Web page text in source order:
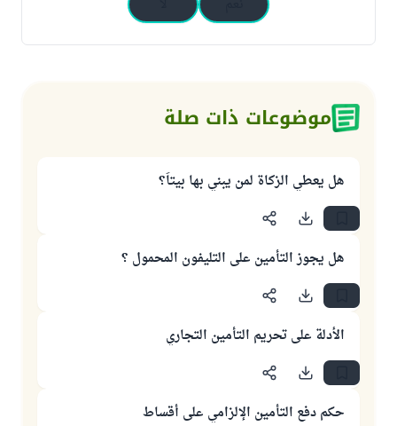
موضوعات ذات صلة
هل يعطي الزكاة لمن يبني بها بيتاً؟
هل يجوز التأمين على التليفون المحمول ؟
الأدلة على تحريم التأمين التجاري
حكم دفع التأمين الإلزامي على أقساط